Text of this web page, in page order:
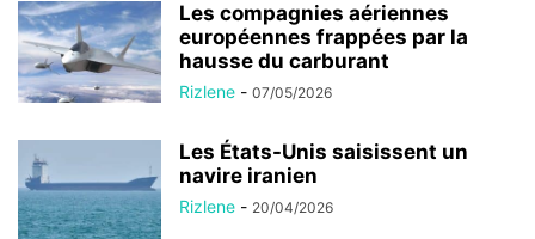
Les compagnies aériennes
européennes frappées par la
hausse du carburant
Rizlene - 07/05/2026
Les États-Unis saisissent un
navire iranien
Rizlene - 20/04/2026